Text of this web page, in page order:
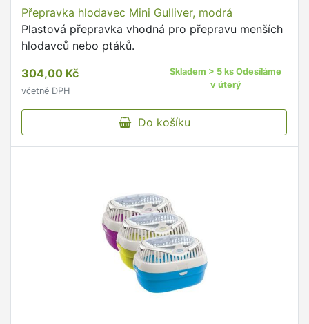
Přepravka hlodavec Mini Gulliver, modrá
Plastová přepravka vhodná pro přepravu menších
hlodavců nebo ptáků.
304,00 Kč
včetně DPH
Skladem > 5 ks Odesíláme
v úterý
Do košíku